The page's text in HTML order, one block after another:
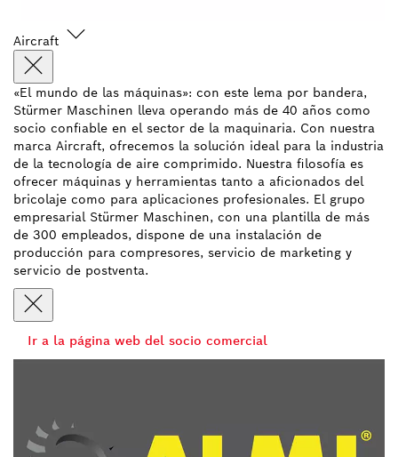
Aircraft
«El mundo de las máquinas»: con este lema por bandera,
Stürmer Maschinen lleva operando más de 40 años como
socio confiable en el sector de la maquinaria. Con nuestra
marca Aircraft, ofrecemos la solución ideal para la industria
de la tecnología de aire comprimido. Nuestra filosofía es
ofrecer máquinas y herramientas tanto a aficionados del
bricolaje como para aplicaciones profesionales. El grupo
empresarial Stürmer Maschinen, con una plantilla de más
de 300 empleados, dispone de una instalación de
producción para compresores, servicio de marketing y
servicio de postventa.
Ir a la página web del socio comercial